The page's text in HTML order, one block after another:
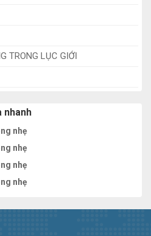
TRONG LỤC GIỚI
nhanh
nhẹ
nhẹ
nhẹ
nhẹ